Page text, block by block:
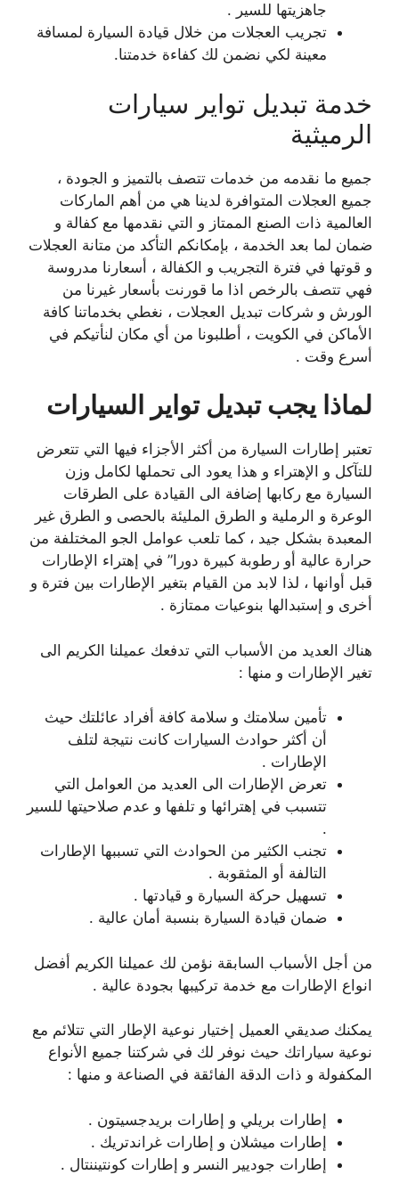
جاهزيتها للسير .
تجريب العجلات من خلال قيادة السيارة لمسافة
معينة لكي نضمن لك كفاءة خدمتنا.
خدمة تبديل تواير سيارات
الرميثية
جميع ما نقدمه من خدمات تتصف بالتميز و الجودة ،
جميع العجلات المتوافرة لدينا هي من أهم الماركات
العالمية ذات الصنع الممتاز و التي نقدمها مع كفالة و
ضمان لما بعد الخدمة ، بإمكانكم التأكد من متانة العجلات
و قوتها في فترة التجريب و الكفالة ، أسعارنا مدروسة
فهي تتصف بالرخص اذا ما قورنت بأسعار غيرنا من
الورش و شركات تبديل العجلات ، نغطي بخدماتنا كافة
الأماكن في الكويت ، أطلبونا من أي مكان لنأتيكم في
أسرع وقت .
لماذا يجب تبديل تواير السيارات
تعتبر إطارات السيارة من أكثر الأجزاء فيها التي تتعرض
للتآكل و الإهتراء و هذا يعود الى تحملها لكامل وزن
السيارة مع ركابها إضافة الى القيادة على الطرقات
الوعرة و الرملية و الطرق المليئة بالحصى و الطرق غير
المعبدة بشكل جيد ، كما تلعب عوامل الجو المختلفة من
حرارة عالية أو رطوبة كبيرة دورا” في إهتراء الإطارات
قبل أوانها ، لذا لابد من القيام بتغير الإطارات بين فترة و
أخرى و إستبدالها بنوعيات ممتازة .
هناك العديد من الأسباب التي تدفعك عميلنا الكريم الى
تغير الإطارات و منها :
تأمين سلامتك و سلامة كافة أفراد عائلتك حيث
أن أكثر حوادث السيارات كانت نتيجة لتلف
الإطارات .
تعرض الإطارات الى العديد من العوامل التي
تتسبب في إهترائها و تلفها و عدم صلاحيتها للسير
.
تجنب الكثير من الحوادث التي تسببها الإطارات
التالفة أو المثقوبة .
تسهيل حركة السيارة و قيادتها .
ضمان قيادة السيارة بنسبة أمان عالية .
من أجل الأسباب السابقة نؤمن لك عميلنا الكريم أفضل
انواع الإطارات مع خدمة تركيبها بجودة عالية .
يمكنك صديقي العميل إختيار نوعية الإطار التي تتلائم مع
نوعية سياراتك حيث نوفر لك في شركتنا جميع الأنواع
المكفولة و ذات الدقة الفائقة في الصناعة و منها :
إطارات بريلي و إطارات بريدجسيتون .
إطارات ميشلان و إطارات غراندتريك .
إطارات جوديير النسر و إطارات كونتيننتال .